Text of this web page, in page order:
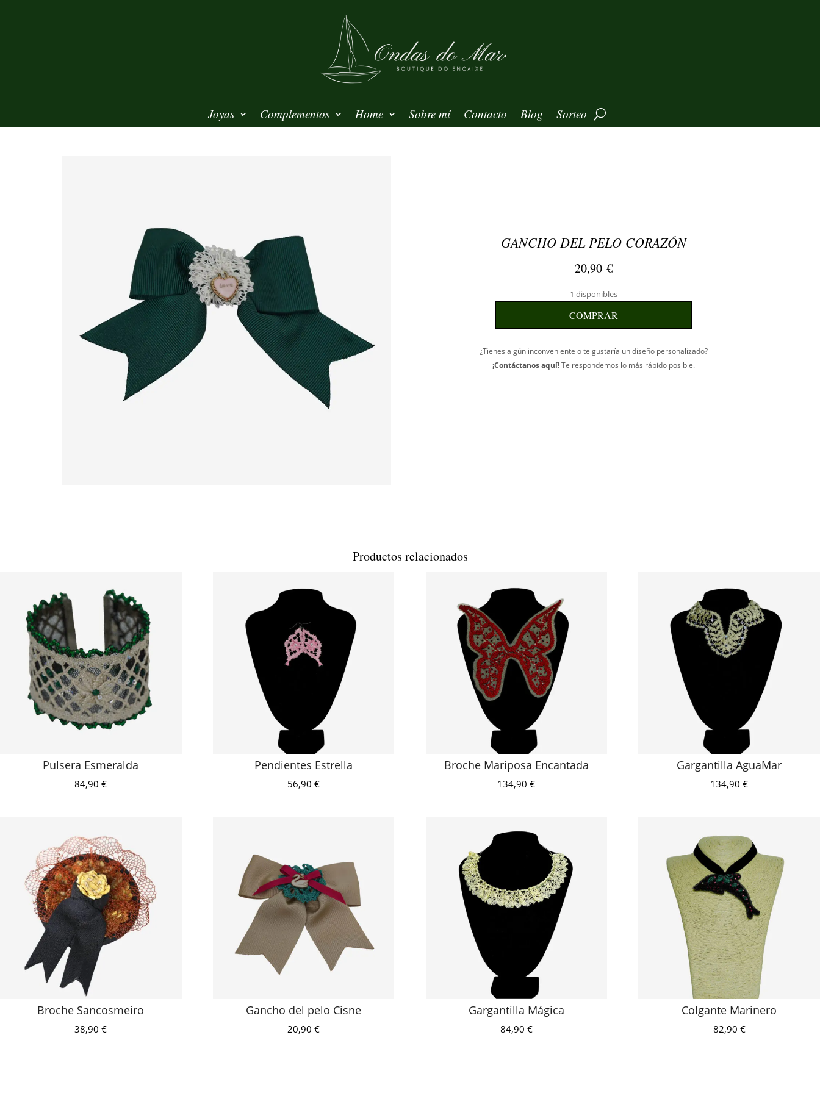
Joyas Complementos Home Sobre mí Contacto Blog Sorteo
GANCHO DEL PELO CORAZÓN
20,90€
1 disponibles
COMPRAR
¿Tienes algún inconveniente o te gustaría un diseño personalizado?
¡Contáctanos aquí!Te respondemos lo más rápido posible.
Productos relacionados
Pulsera Esmeralda
84,90€
Pendientes Estrella
56,90€
Broche Mariposa Encantada
134,90€
Gargantilla AguaMar
134,90€
Broche Sancosmeiro
38,90€
Gancho del pelo Cisne
20,90€
Gargantilla Mágica
84,90 €
Colgante Marinero
82,90 €